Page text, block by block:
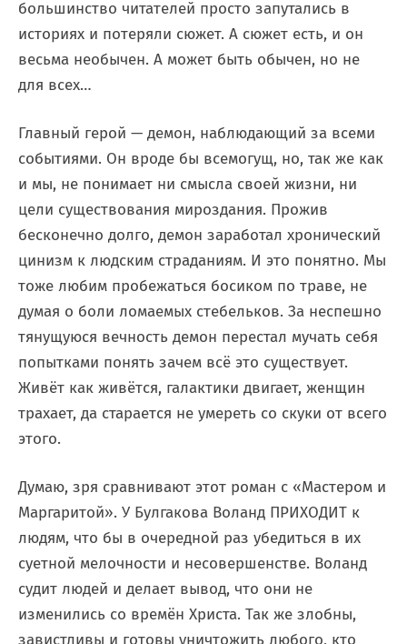
большинство читателей просто запутались в
историях и потеряли сюжет. А сюжет есть, и он
весьма необычен. А может быть обычен, но не
для всех…
Главный герой — демон, наблюдающий за всеми
событиями. Он вроде бы всемогущ, но, так же как
и мы, не понимает ни смысла своей жизни, ни
цели существования мироздания. Прожив
бесконечно долго, демон заработал хронический
цинизм к людским страданиям. И это понятно. Мы
тоже любим пробежаться босиком по траве, не
думая о боли ломаемых стебельков. За неспешно
тянущуюся вечность демон перестал мучать себя
попытками понять зачем всё это существует.
Живёт как живётся, галактики двигает, женщин
трахает, да старается не умереть со скуки от всего
этого.
Думаю, зря сравнивают этот роман с «Мастером и
Маргаритой». У Булгакова Воланд ПРИХОДИТ к
людям, что бы в очередной раз убедиться в их
суетной мелочности и несовершенстве. Воланд
судит людей и делает вывод, что они не
изменились со времён Христа. Так же злобны,
завистливы и готовы уничтожить любого, кто